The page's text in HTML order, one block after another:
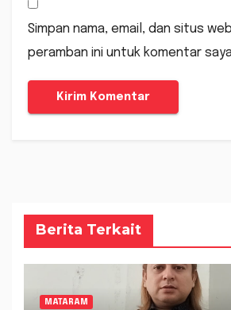
Simpan nama, email, dan situs
peramban ini untuk komentar
Berita Terkait
MATARAM